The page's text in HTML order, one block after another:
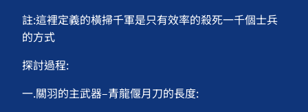
註:這裡定義的橫掃千軍是只有效率的殺死一千個士兵
的方式
探討過程:
一.關羽的主武器­­­–青龍偃月刀的長度: